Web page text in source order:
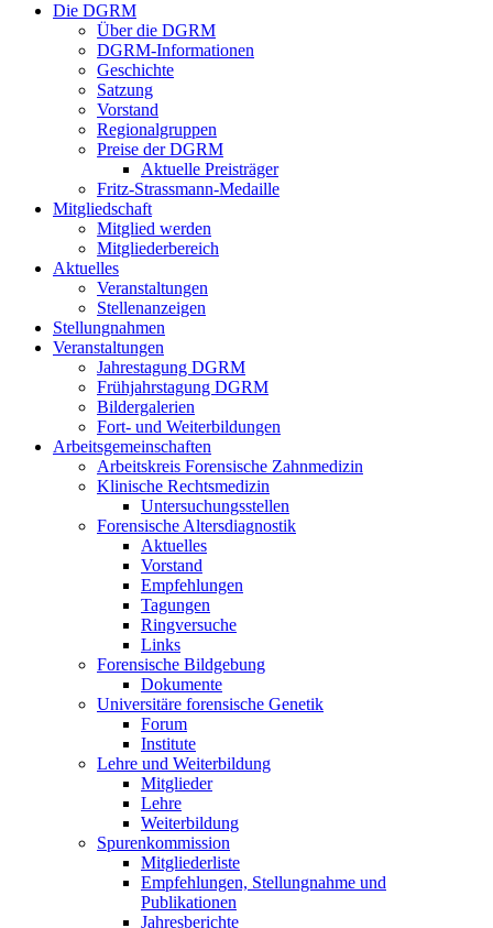
Die DGRM
Über die DGRM
DGRM-Informationen
Geschichte
Satzung
Vorstand
Regionalgruppen
Preise der DGRM
Aktuelle Preisträger
Fritz-Strassmann-Medaille
Mitgliedschaft
Mitglied werden
Mitgliederbereich
Aktuelles
Veranstaltungen
Stellenanzeigen
Stellungnahmen
Veranstaltungen
Jahrestagung DGRM
Frühjahrstagung DGRM
Bildergalerien
Fort- und Weiterbildungen
Arbeitsgemeinschaften
Arbeitskreis Forensische Zahnmedizin
Klinische Rechtsmedizin
Untersuchungsstellen
Forensische Altersdiagnostik
Aktuelles
Vorstand
Empfehlungen
Tagungen
Ringversuche
Links
Forensische Bildgebung
Dokumente
Universitäre forensische Genetik
Forum
Institute
Lehre und Weiterbildung
Mitglieder
Lehre
Weiterbildung
Spurenkommission
Mitgliederliste
Empfehlungen, Stellungnahme und
Publikationen
Jahresberichte